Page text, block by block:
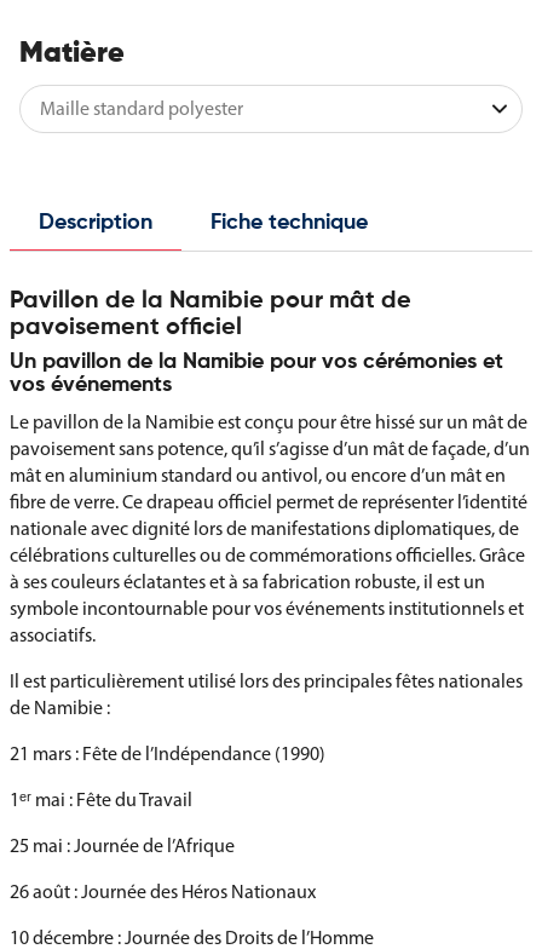
Matière
Description Fiche technique
Pavillon de la Namibie pour mât de
pavoisement officiel
Un pavillon de la Namibie pour vos cérémonies et
vos événements
Le pavillon de la Namibie est conçu pour être hissé sur un mât de
pavoisement sans potence, qu’il s’agisse d’un mât de façade, d’un
mât en aluminium standard ou antivol, ou encore d’un mât en
fibre de verre. Ce drapeau officiel permet de représenter l’identité
nationale avec dignité lors de manifestations diplomatiques, de
célébrations culturelles ou de commémorations officielles. Grâce
à ses couleurs éclatantes et à sa fabrication robuste, il est un
symbole incontournable pour vos événements institutionnels et
associatifs.
Il est particulièrement utilisé lors des principales fêtes nationales
de Namibie :
21 mars : Fête de l’Indépendance (1990)
1ᵉʳ mai : Fête du Travail
25 mai : Journée de l’Afrique
26 août : Journée des Héros Nationaux
10 décembre : Journée des Droits de l’Homme